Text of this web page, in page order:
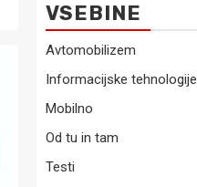
VSEBINE
Avtomobilizem
Informacijske tehnologije
Mobilno
Od tu in tam
Testi